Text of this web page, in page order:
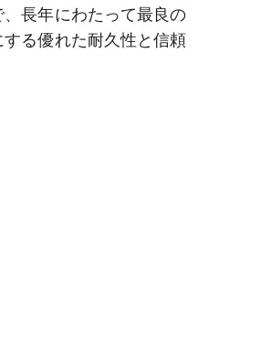
長年にわたって最良の
る優れた耐久性と信頼